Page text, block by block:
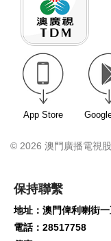
App Store
© 2026 澳門廣播電視
保持聯繫
地址：澳門俾利喇街
電話：28517758